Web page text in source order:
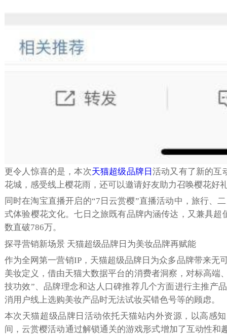
更令人惊喜的是，本次天猫超级品牌日活动又有了新的互
花城，感受线上樱花雨，还可以邀请好友助力召唤樱花好
同时在淘宝直播开启的“7日云赏樱”直播活动中，旅行、
式体验樱花文化。七日之旅既有品牌内涵传达，又兼具
数直破786万。
探寻营销新场景 天猫超级品牌日为美妆品牌再赋能
作为全网第一营销IP，天猫超级品牌日为众多品牌带来无
美妆定义，借由天猫大数据平台的消费者洞察，对标高
技功效”、品牌理念和达人口碑推荐几个方面进行主推产
消用户线上选购美妆产品时无法试妆买错色号等的顾虑。
本次天猫超级品牌日活动依托天猫站内外资源，以高感
间，云赏樱活动通过解锁通关的游戏形式增加了互动性